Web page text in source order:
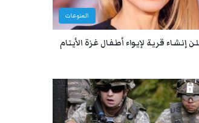
المنوعات
إنشاء قرية لإيواء أطفال غزة الأيتام